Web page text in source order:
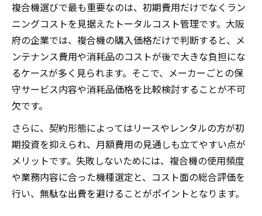
複合機リース契約の注意点と比較のコツ
複合機リースが中小企業にもたらす効果
複合機リース利用で賢くコスト管理を実現
複合機メーカー選定時に見逃せないポイント
複合機を選ぶ際に重視すべきメーカー比較
由
複合機導入で押さえたいサポートと保証内
容
複合機メーカー選びで確認したい項目一覧
複合機メーカー選定時の信頼性チェック法
複合機選びで最も重要なのは、初期費用だけでなくラン
ニングコストを見据えたトータルコスト管理です。大阪
府の企業では、複合機の購入価格だけで判断すると、メ
ンテナンス費用や消耗品のコストが後で大きな負担にな
るケースが多く見られます。そこで、メーカーごとの保
守サービス内容や消耗品価格を比較検討することが不可
欠です。
さらに、契約形態によってはリースやレンタルの方が初
期投資を抑えられ、月額費用の見通しも立てやすい点が
メリットです。失敗しないためには、複合機の使用頻度
や業務内容に合った機種選定と、コスト面の総合評価を
行い、無駄な出費を避けることがポイントとなります。